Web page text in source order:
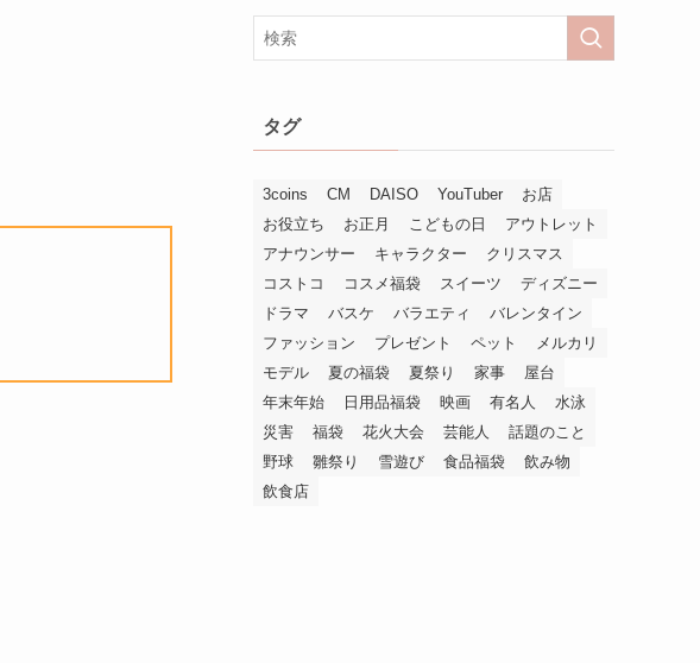
タグ
3coins CM DAISO YouTuber
お店
お役立ち
お正月 こどもの日
アウトレット
アナウンサー
キャラクター
クリスマス
コストコ
コスメ福袋 スイーツ
ディズニー
ドラマ
バスケ バラエティ
バレンタイン
ファッション
プレゼント ペット
メルカリ
モデル
夏の福袋 夏祭り 家事
屋台
年末年始
日用品福袋 映画 有名人
水泳
災害
福袋 花火大会 芸能人
話題のこと
野球
雛祭り 雪遊び 食品福袋
飲み物
飲食店